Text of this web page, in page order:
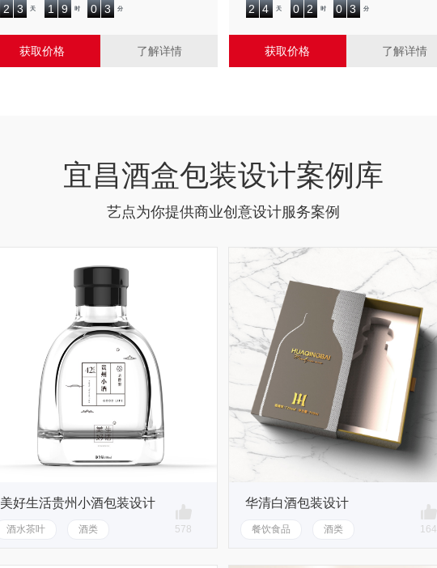
2 3
天
1 9
时
0 3
分
获取价格 了解详情
2 4
天
0 2
时
0 3
分
获取价格 了解详情
宜昌酒盒包装设计案例库
艺点为你提供商业创意设计服务案例
美好生活贵州小酒包装设计
酒水茶叶 酒类 578
华清白酒包装设计
餐饮食品 酒类 164